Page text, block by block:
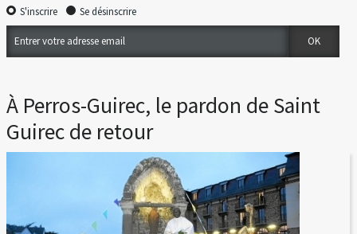
S'inscrire Se désinscrire
À Perros-Guirec, le pardon de Saint
Guirec de retour